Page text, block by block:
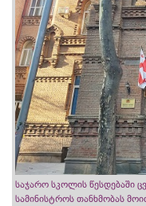
საჯარო სკოლის წესდებაში
სამინისტროს თანხმობას